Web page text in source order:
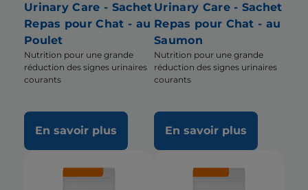
Urinary Care - Sachet
Repas pour Chat - au
Poulet
Nutrition pour une grande
réduction des signes urinaires
courants
En savoir plus
Urinary Care - Sachet
Repas pour Chat - au
Saumon
Nutrition pour une grande
réduction des signes urinaires
courants
En savoir plus